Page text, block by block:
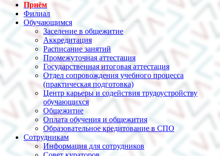
Приём
Филиал
Обучающимся
Заселение в общежитие
Аккредитация
Расписание занятий
Промежуточная аттестация
Государственная итоговая аттестация
Отдел сопровождения учебного процесса
(практическая подготовка)
Центр карьеры и содействия трудоустройству
обучающихся
Общежитие
Оплата обучения и общежития
Образовательное кредитование в СПО
Сотрудникам
Информация для сотрудников